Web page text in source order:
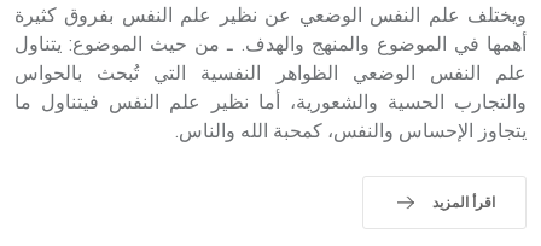
- هل تعلم أن الأبجدية الكنعانية تتألف من /22/ علامة كتابية
sign تكتب منفصلة غير متصلة، وتعتمد المبدأ الأكوروفوني،
ويختلف علم النفس الوضعي عن نظير علم النفس بفروق كثيرة
أهمها في الموضوع والمنهج والهدف. ـ من حيث الموضوع: يتناول
علم النفس الوضعي الظواهر النفسية التي تُبحث بالحواس
والتجارب الحسية والشعورية، أما نظير علم النفس فيتناول ما
يتجاوز الإحساس والنفس، كمحبة الله والناس.
اقرأ المزيد